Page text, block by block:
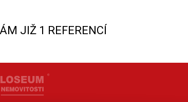
JIŽ 1 REFERENCÍ